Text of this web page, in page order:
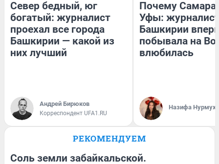
Север бедный, юг
богатый: журналист
проехал все города
Башкирии — какой из
них лучший
Андрей Бирюков
Корреспондент UFA1.RU
Почему Самара
Уфы:
Башкирии
побывала на
влюбилась
Назифа
РЕКОМЕНДУЕМ
Соль земли забайкальской.